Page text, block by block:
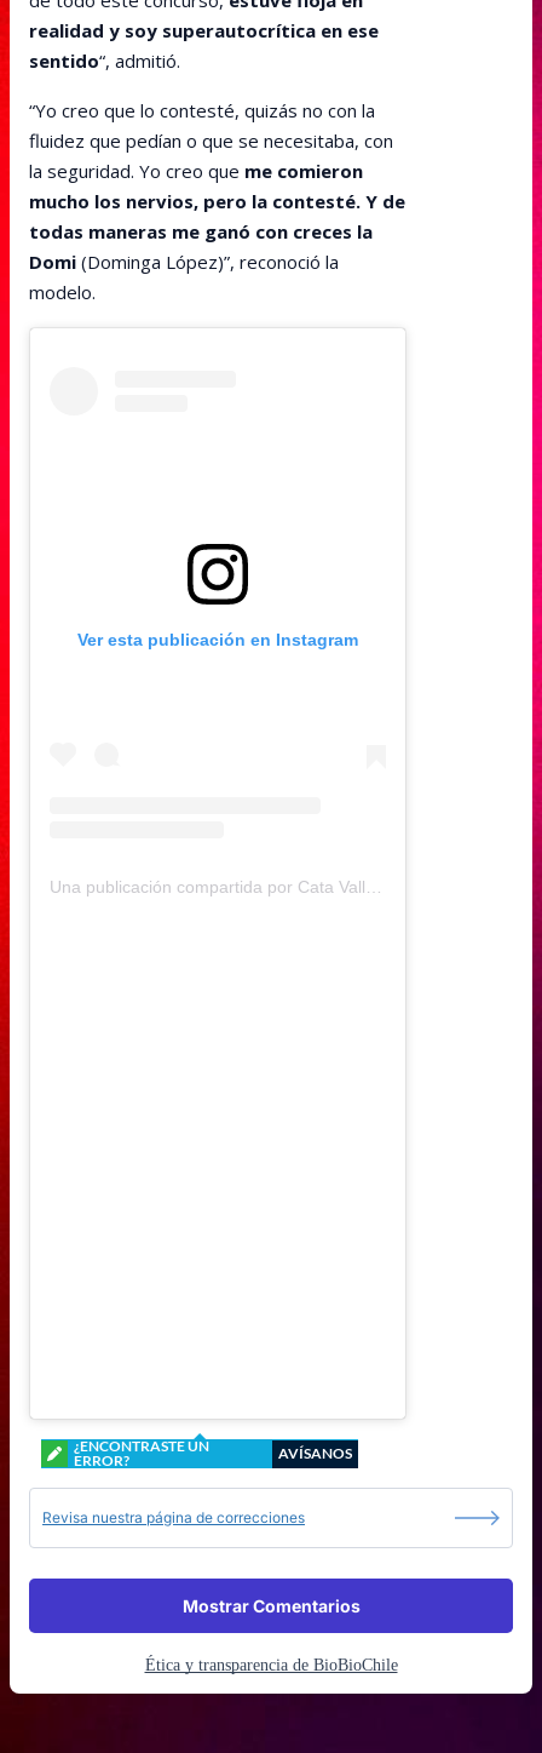
realidad y soy superautocrítica en ese
sentido“, admitió.
“Yo creo que lo contesté, quizás no con la
fluidez que pedían o que se necesitaba, con
la seguridad. Yo creo que me comieron
mucho los nervios, pero la contesté. Y de
todas maneras me ganó con creces la
Domi (Dominga López)”, reconoció la
modelo.
Ver esta publicación en Instagram
¿ENCONTRASTE UN
ERROR?
AVÍSANOS
Revisa nuestra página de correcciones
Mostrar Comentarios
Ética y transparencia de BioBioChile